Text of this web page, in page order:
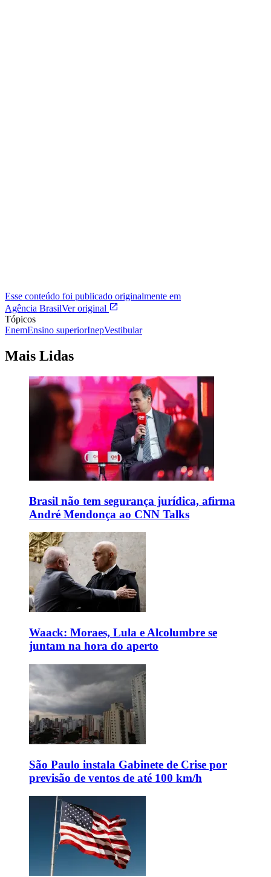
Esse conteúdo foi publicado originalmente em
Agência BrasilVer original
Tópicos
EnemEnsino superiorInepVestibular
Mais Lidas
Brasil não tem segurança jurídica, afirma
André Mendonça ao CNN Talks
Waack: Moraes, Lula e Alcolumbre se
juntam na hora do aperto
São Paulo instala Gabinete de Crise por
previsão de ventos de até 100 km/h